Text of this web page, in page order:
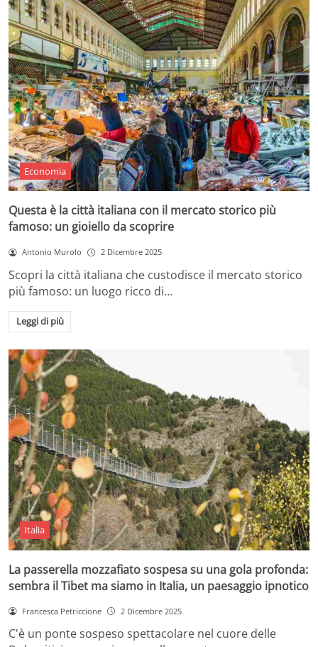
Economia
Questa è la città italiana con il mercato storico più
famoso: un gioiello da scoprire
Antonio Murolo 2 Dicembre 2025
Scopri la città italiana che custodisce il mercato storico
più famoso: un luogo ricco di…
Leggi di più
Italia
La passerella mozzafiato sospesa su una gola profonda:
sembra il Tibet ma siamo in Italia, un paesaggio ipnotico
Francesca Petriccione 2 Dicembre 2025
C'è un ponte sospeso spettacolare nel cuore delle